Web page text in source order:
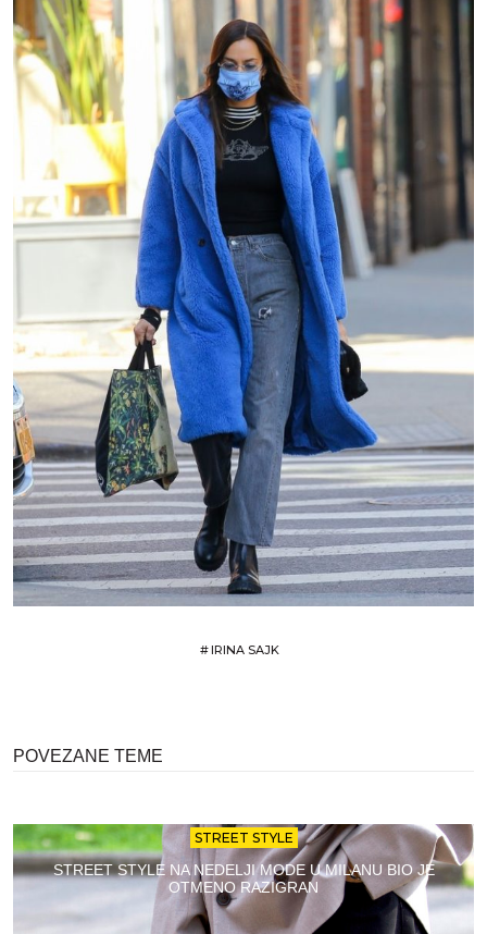
#IRINA SAJK
POVEZANE TEME
STREET STYLE
STREET STYLE NA NEDELJI MODE U MILANU BIO JE
OTMENO RAZIGRAN